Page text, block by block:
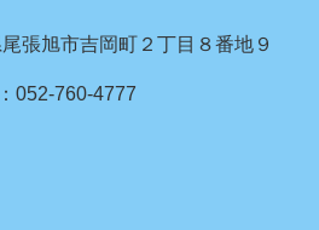
張旭市吉岡町２丁目８番地９
052-760-4777